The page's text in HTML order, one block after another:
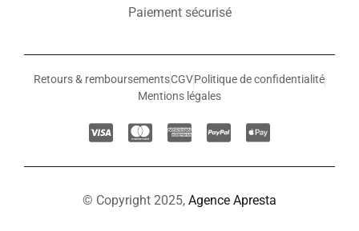
Paiement sécurisé
Retours & remboursementsCGVPolitique de confidentialité
Mentions légales
© Copyright 2025, Agence Apresta